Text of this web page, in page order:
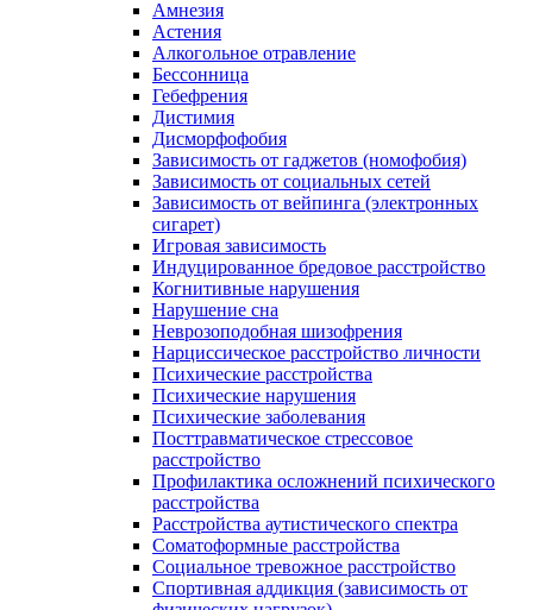
Амнезия
Астения
Алкогольное отравление
Бессонница
Гебефрения
Дистимия
Дисморфофобия
Зависимость от гаджетов (номофобия)
Зависимость от социальных сетей
Зависимость от вейпинга (электронных
сигарет)
Игровая зависимость
Индуцированное бредовое расстройство
Когнитивные нарушения
Нарушение сна
Неврозоподобная шизофрения
Нарциссическое расстройство личности
Психические расстройства
Психические нарушения
Психические заболевания
Посттравматическое стрессовое
расстройство
Профилактика осложнений психического
расстройства
Расстройства аутистического спектра
Соматоформные расстройства
Социальное тревожное расстройство
Спортивная аддикция (зависимость от